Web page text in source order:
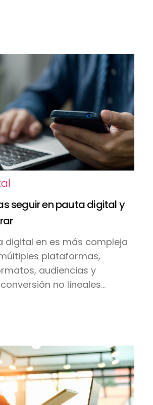
seguir en pauta digital y
digital en es más compleja
plataformas,
audiencias y
no lineales...